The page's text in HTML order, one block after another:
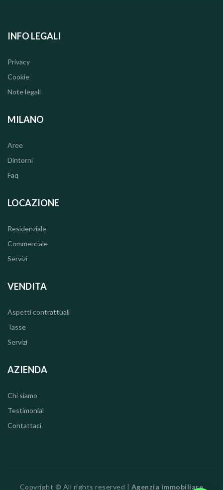
INFO LEGALI
Privacy
Cookie
Note legali
MILANO
Aree
Dintorni
Faq
LOCAZIONE
Residenziale
Commerciale
Servizi
VENDITA
Aspetti contrattuali
Tasse
Servizi
AZIENDA
Chi siamo
Testimonial
Contattaci
Copyright © All rights reserved | Agenzia immobiliare